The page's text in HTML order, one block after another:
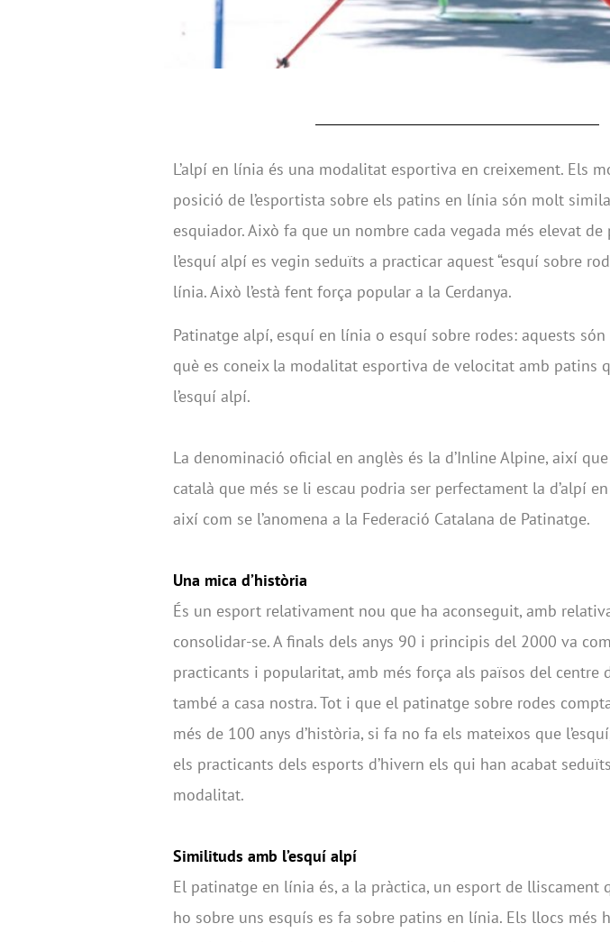
L’alpí en línia és una modalitat esportiva en creixement. Els
posició de l’esportista sobre els patins en línia són molt
esquiador. Això fa que un nombre cada vegada més elevat de
l’esquí alpí es vegin seduïts a practicar aquest “esquí sobre
línia. Això l’està fent força popular a la Cerdanya.
Patinatge alpí, esquí en línia o esquí sobre rodes: aquests
què es coneix la modalitat esportiva de velocitat amb patins
l’esquí alpí.
La denominació oficial en anglès és la d’Inline Alpine, així
català que més se li escau podria ser perfectament la d’alpí
així com se l’anomena a la Federació Catalana de Patinatge.
Una mica d’història
És un esport relativament nou que ha aconseguit, amb
consolidar-se. A finals dels anys 90 i principis del 2000 va
practicants i popularitat, amb més força als països del centre
també a casa nostra. Tot i que el patinatge sobre rodes
més de 100 anys d’història, si fa no fa els mateixos que
els practicants dels esports d’hivern els qui han acabat
modalitat.
Similituds amb l’esquí alpí
El patinatge en línia és, a la pràctica, un esport de lliscament
ho sobre uns esquís es fa sobre patins en línia. Els llocs més